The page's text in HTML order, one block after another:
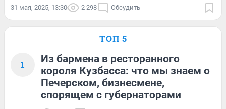
31 мая, 2025, 13:30 2 298 Обсудить
ТОП 5
1
Из бармена в ресторанного
короля Кузбасса: что мы знаем о
Печерском, бизнесмене,
спорящем с губернаторами